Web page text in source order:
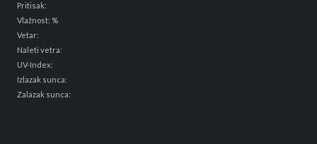
Pritisak:
Vlažnost: %
Vetar:
Naleti vetra:
UV-Index:
Izlazak sunca:
Zalazak sunca: